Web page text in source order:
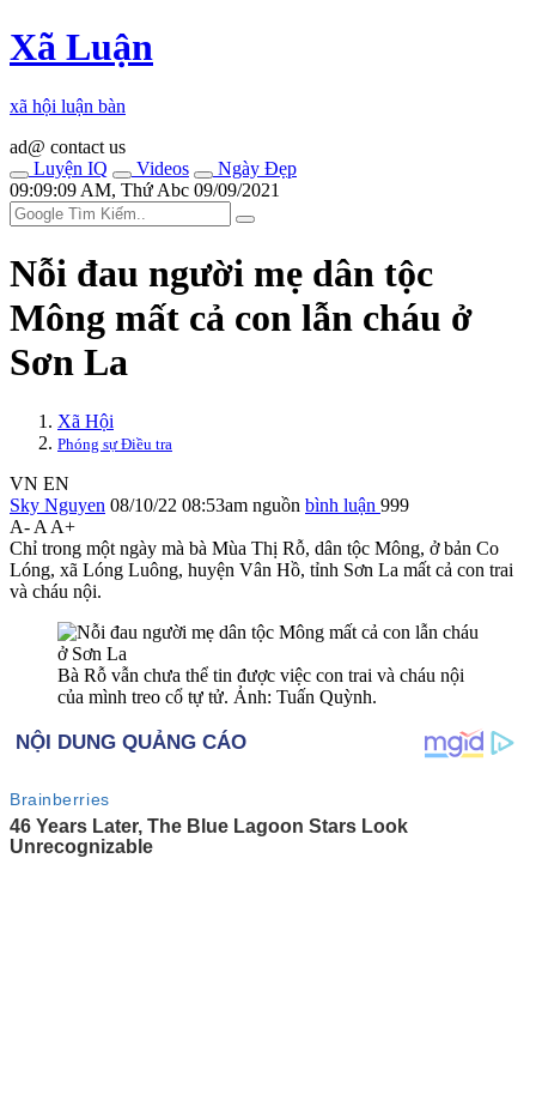
Xã Luận
xã hội luận bàn
ad@ contact us
Luyện IQ
Videos
Ngày Đẹp
09:09:09 AM, Thứ Abc 09/09/2021
Nỗi đau người mẹ dân tộc
Mông mất cả con lẫn cháu ở
Sơn La
Xã Hội
Phóng sự Điều tra
VN EN
Sky Nguyen 08/10/22 08:53am nguồn bình luận 999
A- A A+
Chỉ trong một ngày mà bà Mùa Thị Rỗ, dân tộc Mông, ở bản Co
Lóng, xã Lóng Luông, huyện Vân Hồ, tỉnh Sơn La mất cả con trai
và cháu nội.
Bà Rỗ vẫn chưa thể tin được việc con trai và cháu nội
của mình tre‌o c‌ổ t‌ּự t‌ּử. Ảnh: Tuấn Quỳnh.